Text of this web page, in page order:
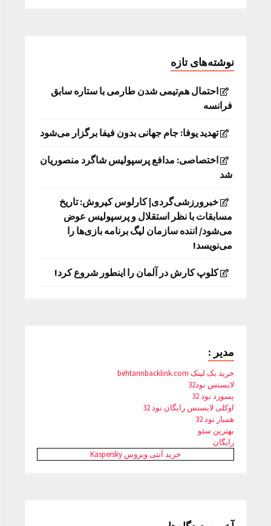
نوشته‌های تازه
احتمال هم‌تیمی شدن طارمی با ستاره سابق
فرانسه
تهدید یوفا: جام جهانی بدون فیفا برگزار می‌شود
اختصاصی: مدافع پرسپولیس شاگرد منصوریان
شد
خبرورزشی‌گردی| کارلوس کیروش: تاریخ
مسابقات با نظر استقلال و پرسپولیس عوض
می‌شود/ اننده سازمان لیگ برنامه بازی‌ها را
می‌نویسد!
کلوپ کارش در آلمان را اینطور شروع کرد!
مدیر :
خرید بک لینک behtarinbacklink.com
لایسنس نود32
پسورد نود 32
اوکلی لایسنس رایگان نود 32
همیار نود 32
بهترین سئو
رایگان
خرید آنتی ویروس Kaspersky